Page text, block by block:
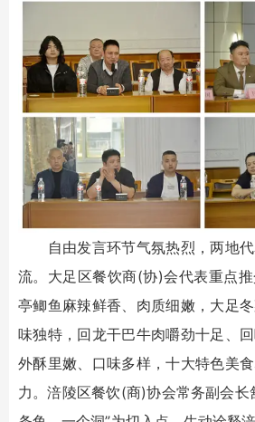
自由发言环节气氛热烈，两地代
流。大足区餐饮商(协)会代表重点
亭鲫鱼麻辣鲜香、肉质细嫩，大足
味独特，回龙干巴牛肉嚼劲十足、
外酥里嫩、口味多样，十大特色美
力。涪陵区餐饮(商)协会常务副会长